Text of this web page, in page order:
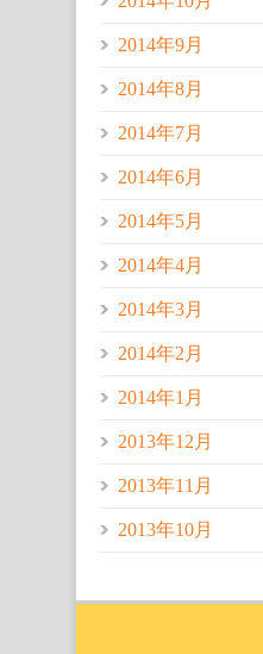
2014年9月
2014年8月
2014年7月
2014年6月
2014年5月
2014年4月
2014年3月
2014年2月
2014年1月
2013年12月
2013年11月
2013年10月